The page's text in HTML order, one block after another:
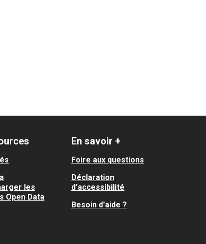
Ile du Ramier / Monplaisir
les
Open Data
En savoir +
Foire aux questions
Déclaration
d'accessibilité
Besoin d'aide ?